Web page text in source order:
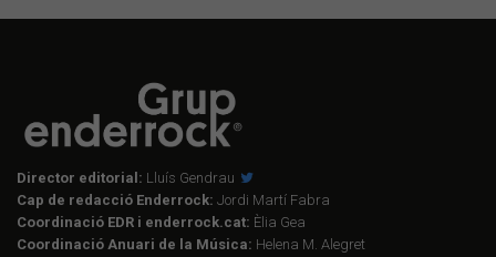
Director editorial: Lluís Gendrau
Cap de redacció Enderrock: Jordi Martí Fabra
Coordinació EDR i enderrock.cat: Èlia Gea
Coordinació Anuari de la Música: Helena M. Alegret